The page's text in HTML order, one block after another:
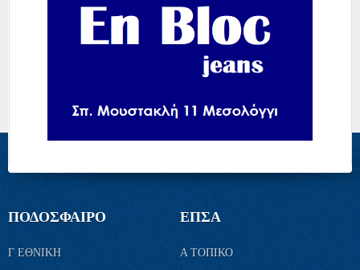
ΠΟΔΟΣΦΑΙΡΟ
Γ ΕΘΝΙΚΗ
ΕΠΣΑ
Α ΤΟΠΙΚΟ